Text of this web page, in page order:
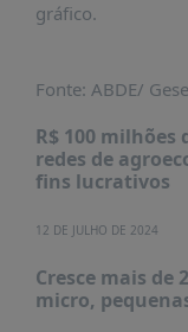
gráfico.
Fonte: ABDE/
R$ 100
redes de
fins lucrativos
12 DE JULHO DE 2024
Cresce mais de
micro,